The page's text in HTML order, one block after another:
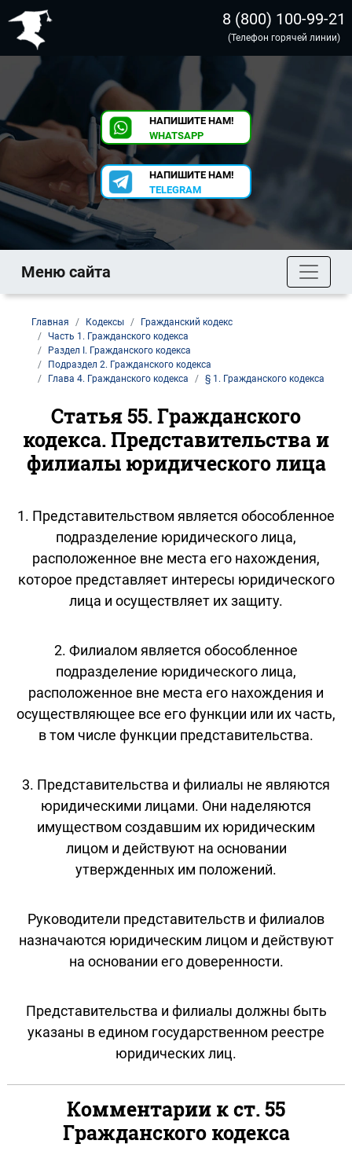
8 (800) 100-99-21
(Телефон горячей линии)
НАПИШИТЕ НАМ!
WHATSAPP
НАПИШИТЕ НАМ!
TELEGRAM
Меню сайта
Главная Кодексы
Гражданский кодекс
Часть 1. Гражданского кодекса
Раздел I. Гражданского кодекса
Подраздел 2. Гражданского кодекса
Глава 4. Гражданского кодекса
§ 1. Гражданского кодекса
Статья 55. Гражданского
кодекса. Представительства и
филиалы юридического лица
1. Представительством является обособленное
подразделение юридического лица,
расположенное вне места его нахождения,
которое представляет интересы юридического
лица и осуществляет их защиту.
2. Филиалом является обособленное
подразделение юридического лица,
расположенное вне места его нахождения и
осуществляющее все его функции или их часть,
в том числе функции представительства.
3. Представительства и филиалы не являются
юридическими лицами. Они наделяются
имуществом создавшим их юридическим
лицом и действуют на основании
утвержденных им положений.
Руководители представительств и филиалов
назначаются юридическим лицом и действуют
на основании его доверенности.
Представительства и филиалы должны быть
указаны в едином государственном реестре
юридических лиц.
Комментарии к ст. 55
Гражданского кодекса